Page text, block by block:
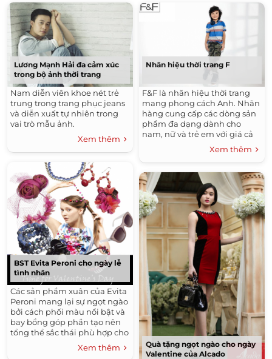
Lương Mạnh Hải đa cảm xúc
trong bộ ảnh thời trang
Nam diễn viên khoe nét trẻ
trung trong trang phục jeans
và diễn xuất tự nhiên trong
vai trò mẫu ảnh.
Xem thêm
BST Evita Peroni cho ngày lễ
tình nhân
Các sản phẩm xuân của Evita
Peroni mang lại sự ngọt ngào
bởi cách phối màu nổi bật và
bay bổng góp phần tạo nên
tổng thể sắc thái phù hợp cho
ngày lễ tình nhân (14/2) năm
Xem thêm
Nhãn hiệu thời trang F
F&F là nhãn hiệu thời trang
mang phong cách Anh. Nhãn
hàng cung cấp các dòng sản
phẩm đa dạng dành cho
nam, nữ và trẻ em với giá cả
Xem thêm
Quà tặng ngọt ngào cho ngày
Valentine của Alcado